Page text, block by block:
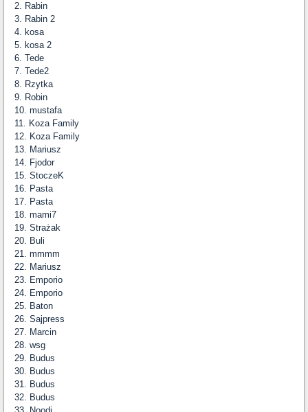
2. Rabin
3. Rabin 2
4. kosa
5. kosa 2
6. Tede
7. Tede2
8. Rzytka
9. Robin
10. mustafa
11. Koza Family
12. Koza Family
13. Mariusz
14. Fjodor
15. StoczeK
16. Pasta
17. Pasta
18. mami7
19. Strażak
20. Buli
21. mmmm
22. Mariusz
23. Emporio
24. Emporio
25. Baton
26. Sajpress
27. Marcin
28. wsg
29. Budus
30. Budus
31. Budus
32. Budus